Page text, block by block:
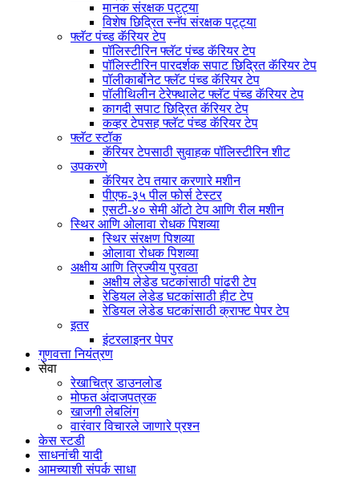
मानक संरक्षक पट्ट्या
विशेष छिद्रित स्नॅप संरक्षक पट्ट्या
फ्लॅट पंच्ड कॅरियर टेप
पॉलिस्टीरिन फ्लॅट पंच्ड कॅरियर टेप
पॉलिस्टीरिन पारदर्शक सपाट छिद्रित कॅरियर टेप
पॉलीकार्बोनेट फ्लॅट पंच्ड कॅरियर टेप
पॉलीथिलीन टेरेफ्थालेट फ्लॅट पंच्ड कॅरियर टेप
कागदी सपाट छिद्रित कॅरियर टेप
कव्हर टेपसह फ्लॅट पंच्ड कॅरियर टेप
फ्लॅट स्टॉक
कॅरियर टेपसाठी सुवाहक पॉलिस्टीरिन शीट
उपकरणे
कॅरियर टेप तयार करणारे मशीन
पीएफ-३५ पील फोर्स टेस्टर
एसटी-४० सेमी ऑटो टेप आणि रील मशीन
स्थिर आणि ओलावा रोधक पिशव्या
स्थिर संरक्षण पिशव्या
ओलावा रोधक पिशव्या
अक्षीय आणि त्रिज्यीय पुरवठा
अक्षीय लेडेड घटकांसाठी पांढरी टेप
रेडियल लेडेड घटकांसाठी हीट टेप
रेडियल लेडेड घटकांसाठी क्राफ्ट पेपर टेप
इतर
इंटरलाइनर पेपर
गुणवत्ता नियंत्रण
सेवा
रेखाचित्र डाउनलोड
मोफत अंदाजपत्रक
खाजगी लेबलिंग
वारंवार विचारले जाणारे प्रश्न
केस स्टडी
साधनांची यादी
आमच्याशी संपर्क साधा